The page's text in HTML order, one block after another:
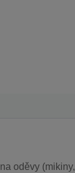
oděvy (mikiny,